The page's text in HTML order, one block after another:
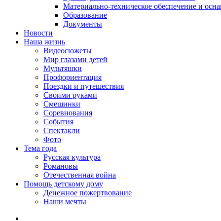
Материально-техническое обеспечение и
Образование
Документы
Новости
Наша жизнь
Видеосюжеты
Мир глазами детей
Мультяшки
Профориентация
Поездки и путешествия
Своими руками
Смешинки
Соревнования
События
Спектакли
Фото
Тема года
Русская культура
Романовы
Отечественная война
Помощь детскому дому
Денежное пожертвование
Наши мечты